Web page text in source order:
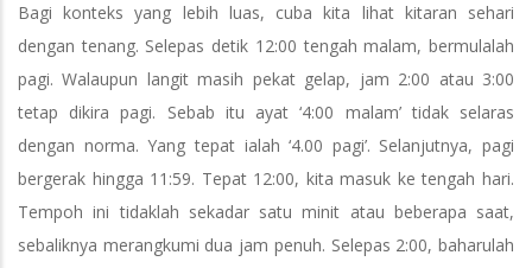
Bagi konteks yang lebih luas, cuba kita lihat kitaran sehari
dengan tenang. Selepas detik 12:00 tengah malam, bermulalah
pagi. Walaupun langit masih pekat gelap, jam 2:00 atau 3:00
tetap dikira pagi. Sebab itu ayat ‘4:00 malam’ tidak selaras
dengan norma. Yang tepat ialah ‘4.00 pagi’. Selanjutnya, pagi
bergerak hingga 11:59. Tepat 12:00, kita masuk ke tengah hari.
Tempoh ini tidaklah sekadar satu minit atau beberapa saat,
sebaliknya merangkumi dua jam penuh. Selepas 2:00, baharulah